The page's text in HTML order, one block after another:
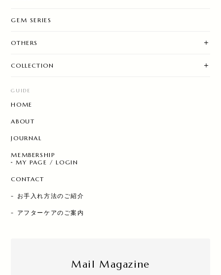
GEM SERIES
OTHERS
COLLECTION
GUIDE
HOME
ABOUT
JOURNAL
MEMBERSHIP
MY PAGE / LOGIN
CONTACT
- お手入れ方法のご紹介
- アフターケアのご案内
Mail Magazine